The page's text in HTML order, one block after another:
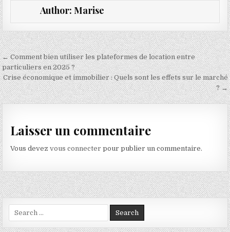
Author: Marise
Navigation de l’article
← Comment bien utiliser les plateformes de location entre
particuliers en 2025 ?
Crise économique et immobilier : Quels sont les effets sur le marché
? →
Laisser un commentaire
Vous devezvous connecter pour publier un commentaire.
Search for: